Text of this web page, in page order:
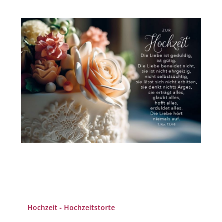
Hochzeit - Hochzeitstorte